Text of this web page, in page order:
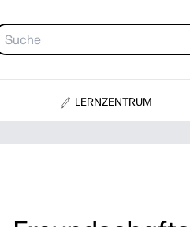
LERNZENTRUM